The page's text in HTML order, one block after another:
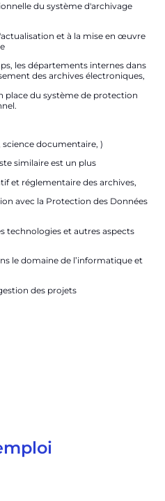
du système d'archivage
et à la mise en œuvre
les départements internes dans
des archives électroniques,
place du système de protection
documentaire, )
similaire est un plus
et réglementaire des archives,
avec la Protection des Données
technologies et autres aspects
le domaine de l’informatique et
des projets